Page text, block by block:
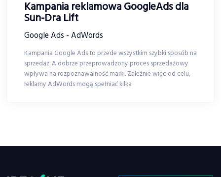
Kampania reklamowa GoogleAds dla
Sun-Dra Lift
Google Ads - AdWords
Kampania Google Ads to przede wszystkim szybki sposób na
sprzedaż. A dobrze przeprowadzony proces sprzedażowy
wpływa na rozpoznawalność marki. Zależnie więc od celu,
reklamy AdWords mogą spełniać kilka